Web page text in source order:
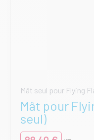
Mât seul pour Flying
Mât pour
seul)